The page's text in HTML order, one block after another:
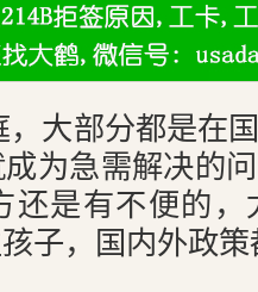
，大部分都是在
为急需解决的
还是有不便的
子，国内外政